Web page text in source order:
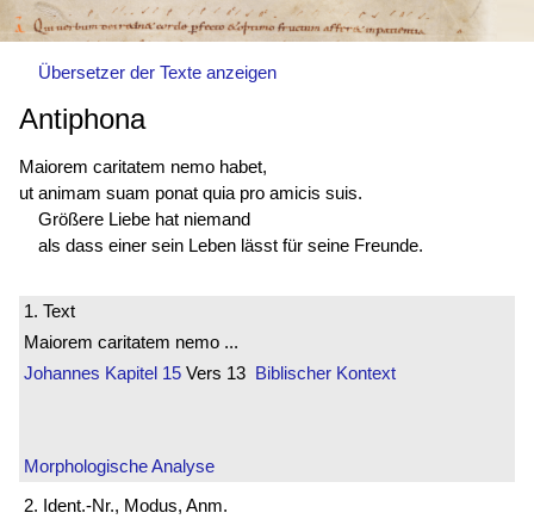
Übersetzer der Texte anzeigen
Antiphona
Maiorem caritatem nemo habet,
ut animam suam ponat quia pro amicis suis.
Größere Liebe hat niemand
als dass einer sein Leben lässt für seine Freunde.
1. Text
Maiorem caritatem nemo ...
Johannes Kapitel 15 Vers 13 Biblischer Kontext
Morphologische Analyse
2. Ident.-Nr., Modus, Anm.